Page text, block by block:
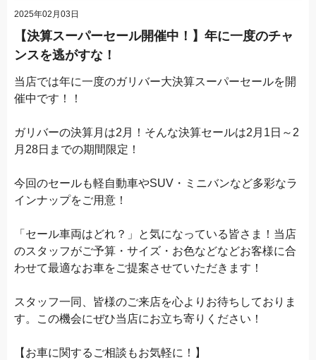
2025年02月03日
【決算スーパーセール開催中！】年に一度のチャ
ンスを逃がすな！
当店では年に一度のガリバー大決算スーパーセールを開
催中です！！
ガリバーの決算月は2月！そんな決算セールは2月1日～2
月28日までの期間限定！
今回のセールも軽自動車やSUV・ミニバンなど多彩なラ
インナップをご用意！
「セール車両はどれ？」と気になっている皆さま！当店
のスタッフがご予算・サイズ・お色などなどお客様に合
わせて最適なお車をご提案させていただきます！
スタッフ一同、皆様のご来店を心よりお待ちしておりま
す。この機会にぜひ当店にお立ち寄りください！
【お車に関するご相談もお気軽に！】